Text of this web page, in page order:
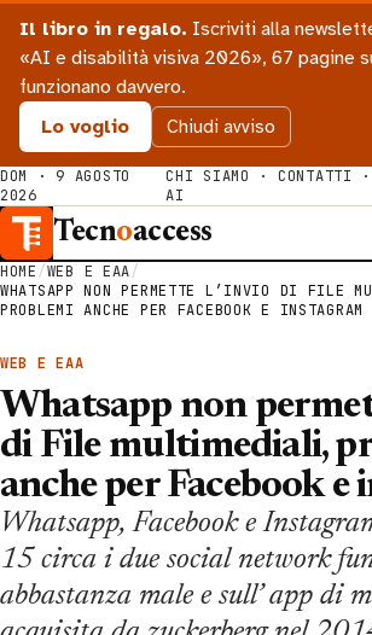
Il libro in regalo. Iscriviti alla
«AI e disabilità visiva 2026», 67 pagine
funzionano davvero.
Lo voglio
Chiudi avviso
DOM · 9 AGOSTO
2026
CHI SIAMO · CONTATTI ·
AI
Tecnoaccess
HOME/WEB E EAA/
WHATSAPP NON PERMETTE L’INVIO DI FILE
PROBLEMI ANCHE PER FACEBOOK E INSTAGRAM
WEB E EAA
Whatsapp non
di File multimediali,
anche per Facebook e
Whatsapp, Facebook e
15 circa i due social network
abbastanza male e sull’ app di